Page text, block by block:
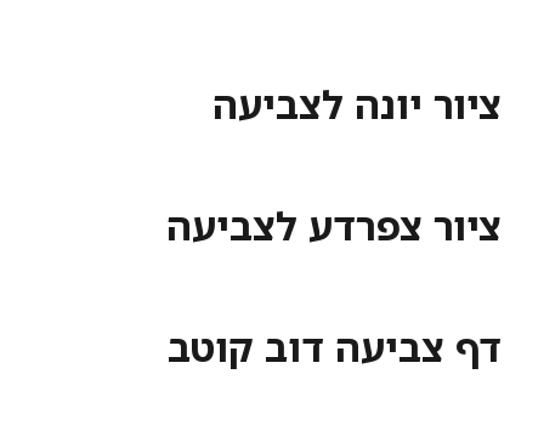
ציור יונה לצביעה
ציור צפרדע לצביעה
דף צביעה דוב קוטב